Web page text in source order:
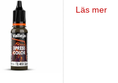
Läs mer